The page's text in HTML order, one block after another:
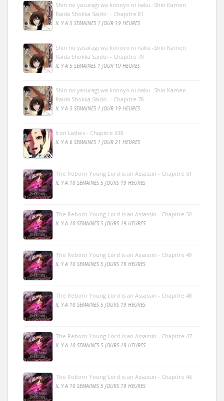
Shin no yasuragi wa konoyo ni naku -Shin Kamen
Raida Shokka Saido- - Chapitre 81
IL Y A 5 SEMAINES 1 JOUR 19 HEURES
Shin no yasuragi wa konoyo ni naku -Shin Kamen
Raida Shokka Saido- - Chapitre 79
IL Y A 5 SEMAINES 1 JOUR 19 HEURES
Shin no yasuragi wa konoyo ni naku -Shin Kamen
Raida Shokka Saido- - Chapitre 78
IL Y A 5 SEMAINES 1 JOUR 19 HEURES
Iron Ladies - Chapitre 338
IL Y A 6 SEMAINES 1 JOUR 21 HEURES
The Reborn Young Lord is an Assassin - Chapitre 51
IL Y A 10 SEMAINES 5 JOURS 19 HEURES
The Reborn Young Lord is an Assassin - Chapitre 50
IL Y A 10 SEMAINES 5 JOURS 19 HEURES
The Reborn Young Lord is an Assassin - Chapitre 49
IL Y A 10 SEMAINES 5 JOURS 19 HEURES
The Reborn Young Lord is an Assassin - Chapitre 48
IL Y A 10 SEMAINES 5 JOURS 19 HEURES
The Reborn Young Lord is an Assassin - Chapitre 47
IL Y A 10 SEMAINES 5 JOURS 19 HEURES
The Reborn Young Lord is an Assassin - Chapitre 46
IL Y A 10 SEMAINES 5 JOURS 19 HEURES